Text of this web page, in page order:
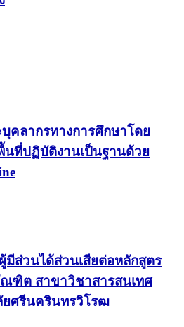
คลากรทางการศึกษาโดย
นที่ปฏิบัติงานเป็นฐานด้วย
มีส่วนได้ส่วนเสียต่อหลักสูตร
ฑิต สาขาวิชาสารสนเทศ
ศรีนครินทรวิโรฒ